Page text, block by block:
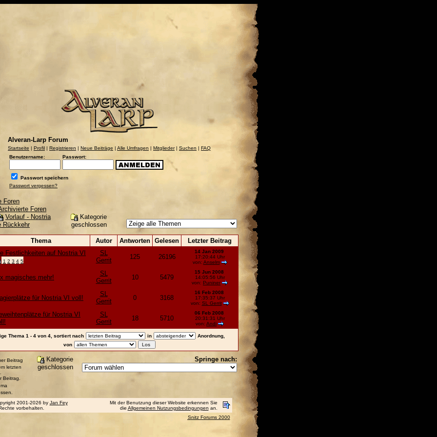
Alveran-Larp Forum
Startseite | Profil | Registrieren | Neue Beiträge | Alle Umfragen | Mitglieder| Suchen | FAQ
Benutzername:
Passwort:
Passwort speichern
Passwort vergessen?
Foren
Foren
Vorlauf - Nostria
Rückkehr
Kategorie
geschlossen
Thema Autor Antworten Gelesen
Letzter Beitrag
Festlichkeiten auf Nostria VI
1 2 3 4 5
SL
Gerrit
125 26196
14 Jan 2009
17:20:44 Uhr
von: Anselm
magisches mehr!
SL
Gerrit
10 5479
15 Jun 2008
14:05:56 Uhr
von: Puniner
für Nostria VI voll!
SL
Gerrit
0 3168
16 Feb 2008
17:35:37 Uhr
von: SL Gerrit
für Nostria VI
SL
Gerrit
18 5710
06 Feb 2008
20:31:31 Uhr
von: Andi
Thema 1 - 4 von 4, sortiert nach in
Anordnung,
von
Beitrag
letzten
Beitrag.
Kategorie
geschlossen
Springe nach:
2001-2026 by Jan Fey
vorbehalten.
Mit der Benutzung dieser Website erkennen Sie
die Allgemeinen Nutzungsbedingungen an.
Snitz Forums 2000